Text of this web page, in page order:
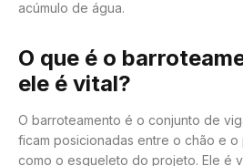
acúmulo de água.
O que é o
ele é vital?
O barroteamento é o conjunto de
ficam posicionadas entre o chão e
como o esqueleto do projeto. Ele é